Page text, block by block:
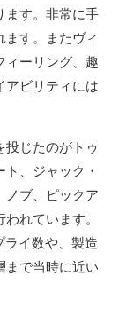
ます。非常に手
す。またヴィ
ィーリング、趣
アビリティには
投じたのがトゥ
、ジャック・
ノブ、ピックア
れています。
ライ数や、製造
まで当時に近い